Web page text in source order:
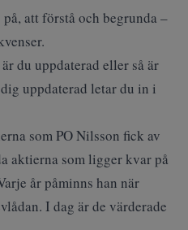
att förstå och begrunda –
du uppdaterad eller så är
uppdaterad letar du in i
som PO Nilsson fick av
aktierna som ligger kvar på
år påminns han när
I dag är de värderade